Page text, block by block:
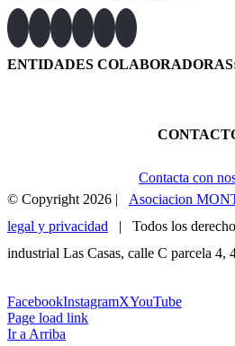
ENTIDADES
Contacta con
© Copyright 2026 | Asociacion
legal y privacidad | Todos los
industrial Las Casas, calle C parcela 4,
FacebookInstagramXYouTube
Page load link
Ir a Arriba